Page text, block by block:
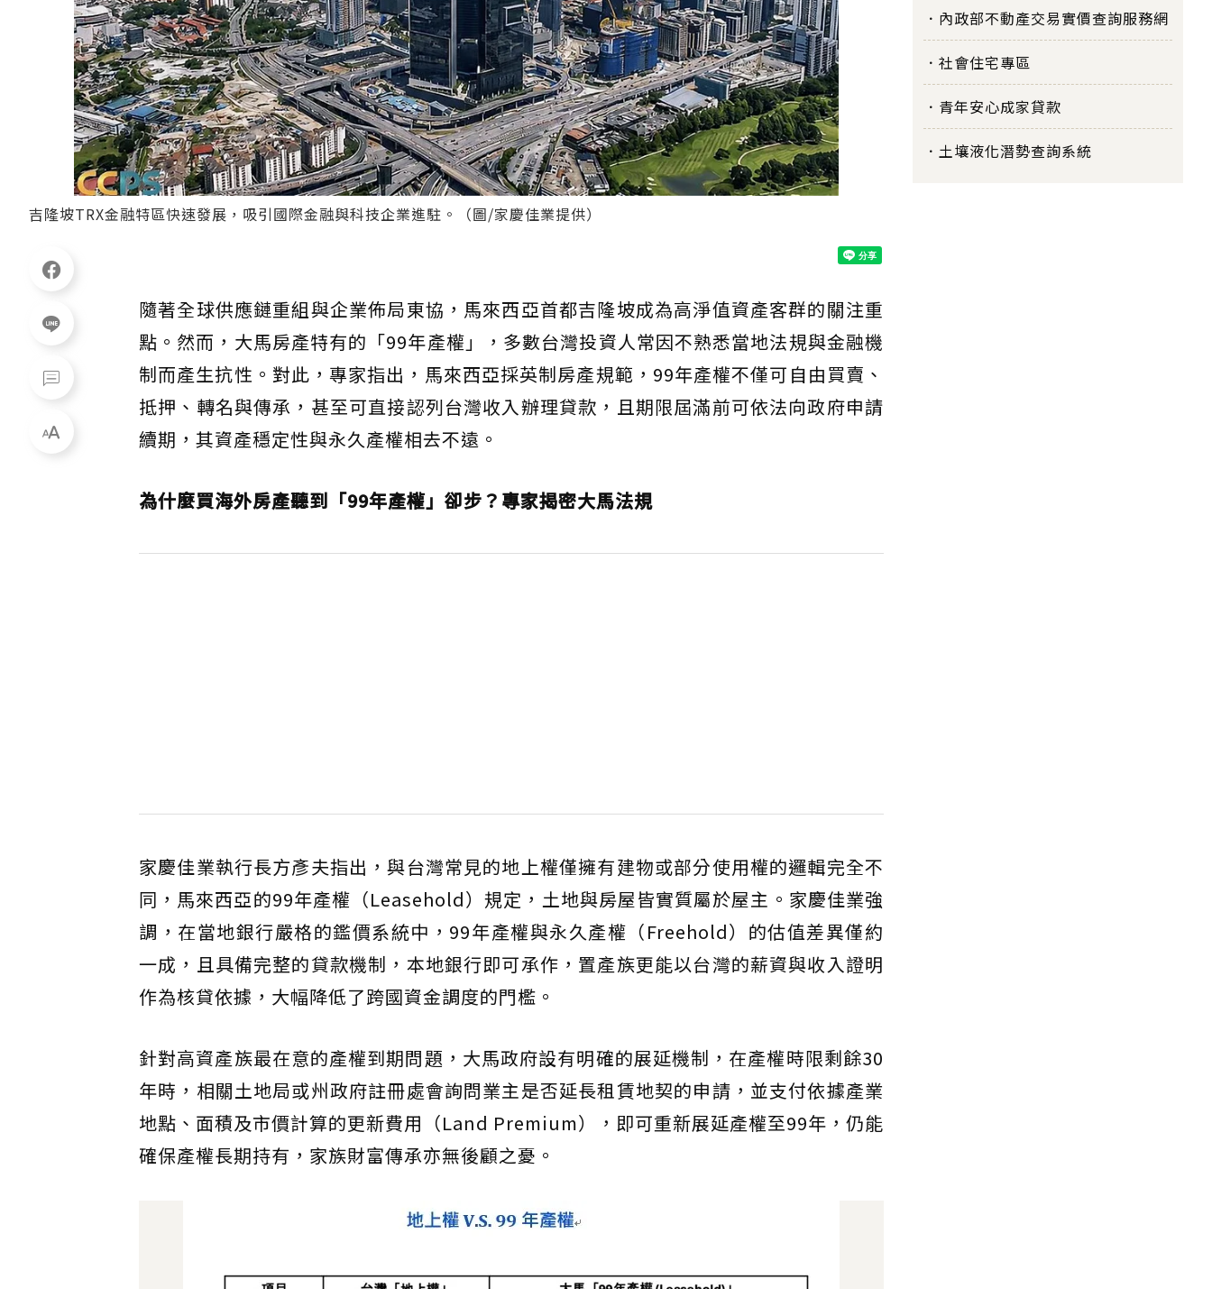
吉隆坡TRX金融特區快速發展，吸引國際金融與科技企業進駐。（圖/家慶佳業提供）
隨著全球供應鏈重組與企業佈局東協，馬來西亞首都吉隆坡成為高淨值資產客群的關注重
點。然而，大馬房產特有的「99年產權」，多數台灣投資人常因不熟悉當地法規與金融機
制而產生抗性。對此，專家指出，馬來西亞採英制房產規範，99年產權不僅可自由買賣、
抵押、轉名與傳承，甚至可直接認列台灣收入辦理貸款，且期限屆滿前可依法向政府申請
續期，其資產穩定性與永久產權相去不遠。
為什麼買海外房產聽到「99年產權」卻步？專家揭密大馬法規
家慶佳業執行長方彥夫指出，與台灣常見的地上權僅擁有建物或部分使用權的邏輯完全不
同，馬來西亞的99年產權（Leasehold）規定，土地與房屋皆實質屬於屋主。家慶佳業強
調，在當地銀行嚴格的鑑價系統中，99年產權與永久產權（Freehold）的估值差異僅約
一成，且具備完整的貸款機制，本地銀行即可承作，置產族更能以台灣的薪資與收入證明
作為核貸依據，大幅降低了跨國資金調度的門檻。
針對高資產族最在意的產權到期問題，大馬政府設有明確的展延機制，在產權時限剩餘30
年時，相關土地局或州政府註冊處會詢問業主是否延長租賃地契的申請，並支付依據產業
地點、面積及市價計算的更新費用（Land Premium），即可重新展延產權至99年，仍能
確保產權長期持有，家族財富傳承亦無後顧之憂。
內政部不動產交易實價查詢服務網
社會住宅專區
青年安心成家貸款
土壤液化潛勢查詢系統